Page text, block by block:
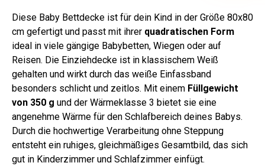
Diese Baby Bettdecke ist für dein Kind in der Größe 80x80
cm gefertigt und passt mit ihrer quadratischen Form
ideal in viele gängige Babybetten, Wiegen oder auf
Reisen. Die Einziehdecke ist in klassischem Weiß
gehalten und wirkt durch das weiße Einfassband
besonders schlicht und zeitlos. Mit einem Füllgewicht
von 350 g und der Wärmeklasse 3 bietet sie eine
angenehme Wärme für den Schlafbereich deines Babys.
Durch die hochwertige Verarbeitung ohne Steppung
entsteht ein ruhiges, gleichmäßiges Gesamtbild, das sich
gut in Kinderzimmer und Schlafzimmer einfügt.